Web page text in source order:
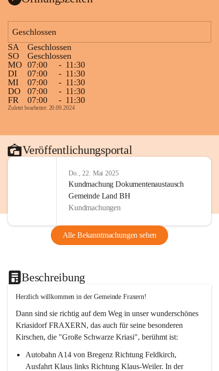
Geschlossen
SA
Geschlossen
SO
Geschlossen
MO 07:00 - 11:30
DI
07:00 - 11:30
MI
07:00 - 11:30
DO
07:00 - 11:30
FR
07:00 - 11:30
Zuletzt bearbeitet: 20.09.2024
Veröffentlichungsportal
Do., 22. Mai 2025
Kundmachung Dokumentenaustausch
Gemeinde Land BH
Kundmachungen
Alle Bekanntmachungen sehen
Beschreibung
Herzlich willkommen in der Gemeinde Fraxern!
Dann sind sie richtig auf dem Weg in unser wunderschönes
Kriasidorf FRAXERN, das auch für seine besonderen
Kirschen, die "Große Schwarze Kriasi", berühmt ist:
Autobahn A14 von Bregenz Richtung Feldkirch,
Ausfahrt Klaus links Richtung Klaus-Weiler. In der